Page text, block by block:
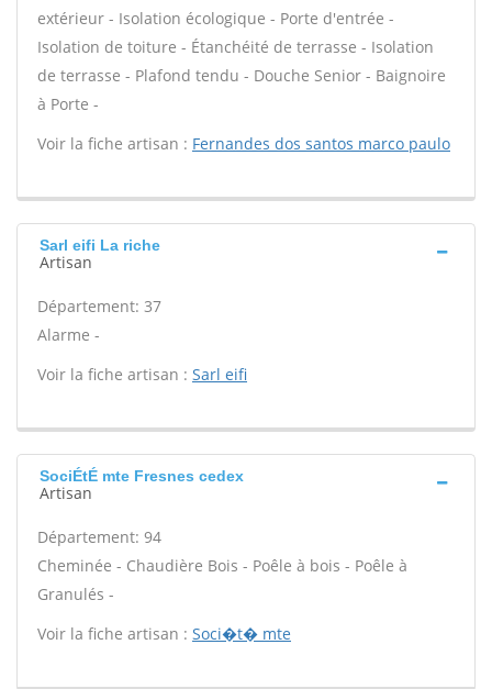
extérieur - Isolation écologique - Porte d'entrée -
Isolation de toiture - Étanchéité de terrasse - Isolation
de terrasse - Plafond tendu - Douche Senior - Baignoire
à Porte -
Voir la fiche artisan : Fernandes dos santos marco paulo
Sarl eifi La riche
Artisan
Département: 37
Alarme -
Voir la fiche artisan : Sarl eifi
SociÉtÉ mte Fresnes cedex
Artisan
Département: 94
Cheminée - Chaudière Bois - Poêle à bois - Poêle à
Granulés -
Voir la fiche artisan : Soci�t� mte